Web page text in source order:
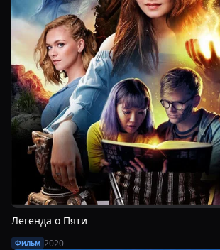
Легенда о Пяти
Фильм 2020